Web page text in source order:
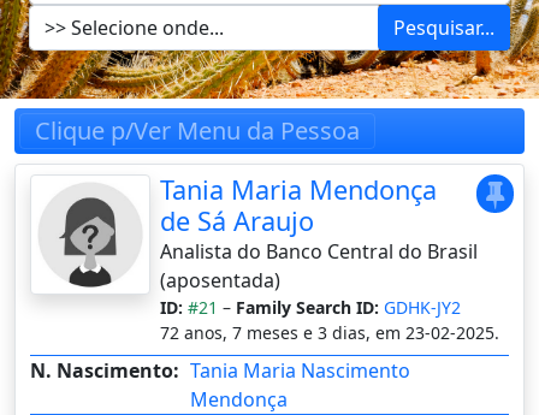
Pesquisar...
Clique p/Ver Menu da Pessoa
Tania Maria Mendonça
de Sá Araujo
Analista do Banco Central do Brasil
(aposentada)
ID: #21 – Family Search ID: GDHK-JY2
72 anos, 7 meses e 3 dias, em 23-02-2025.
N. Nascimento: Tania Maria Nascimento
Mendonça